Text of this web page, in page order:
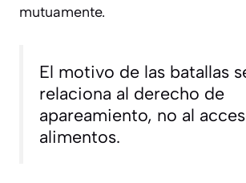
mutuamente.
El motivo de las batallas
relaciona al derecho de
apareamiento, no al
alimentos.